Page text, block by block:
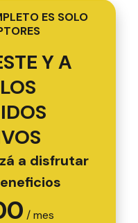
ES SOLO
Y A
a disfrutar
/ mes